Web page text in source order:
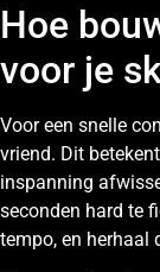
Hoe
voor je
Voor een snelle
vriend. Dit
inspanning
seconden hard te
tempo, en herhaal